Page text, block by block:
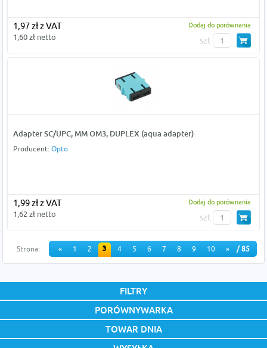
1,97 zł z VAT
1,60 zł netto
Dodaj do porównania
szt
Adapter SC/UPC, MM OM3, DUPLEX (aqua adapter)
Producent: Opto
1,99 zł z VAT
1,62 zł netto
Dodaj do porównania
szt
Strona: « 1 2 3 4 5 6 7 8 9 10 » / 85
FILTRY
PORÓWNYWARKA
TOWAR DNIA